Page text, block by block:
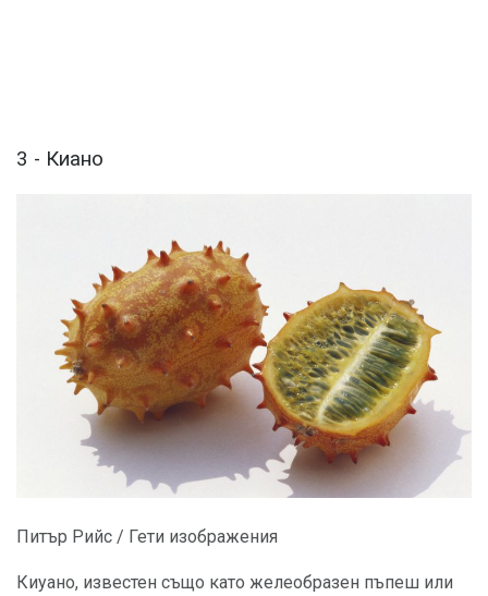
3 - Киано
Питър Рийс / Гети изображения
Киуано, известен също като желеобразен пъпеш или